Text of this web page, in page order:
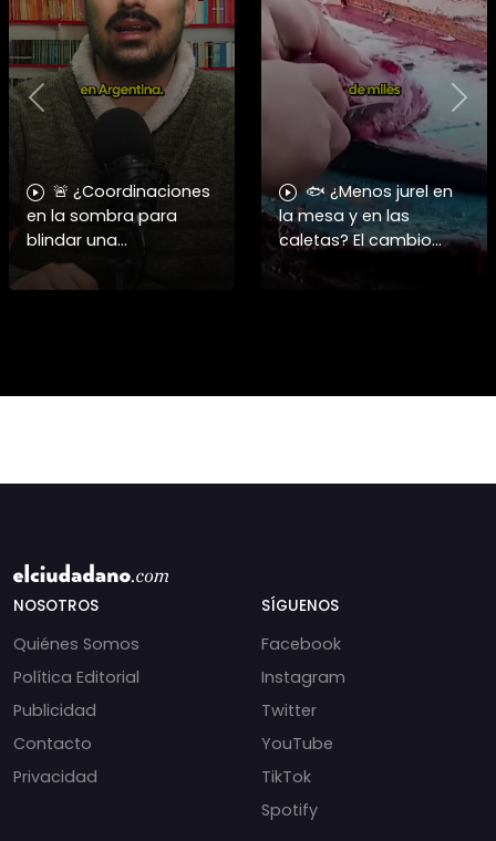
🚨 ¿Coordinaciones
en la sombra para
blindar una
candidatura
presidencial? Nuevos
🐟 ¿Menos jurel en
la mesa y en las
caletas? El cambio
climático y El Niño
alteran las aguas
Previous
NOSOTROS
Quiénes Somos
Política Editorial
Publicidad
Contacto
Privacidad
SÍGUENOS
Facebook
Instagram
Twitter
YouTube
TikTok
Spotify